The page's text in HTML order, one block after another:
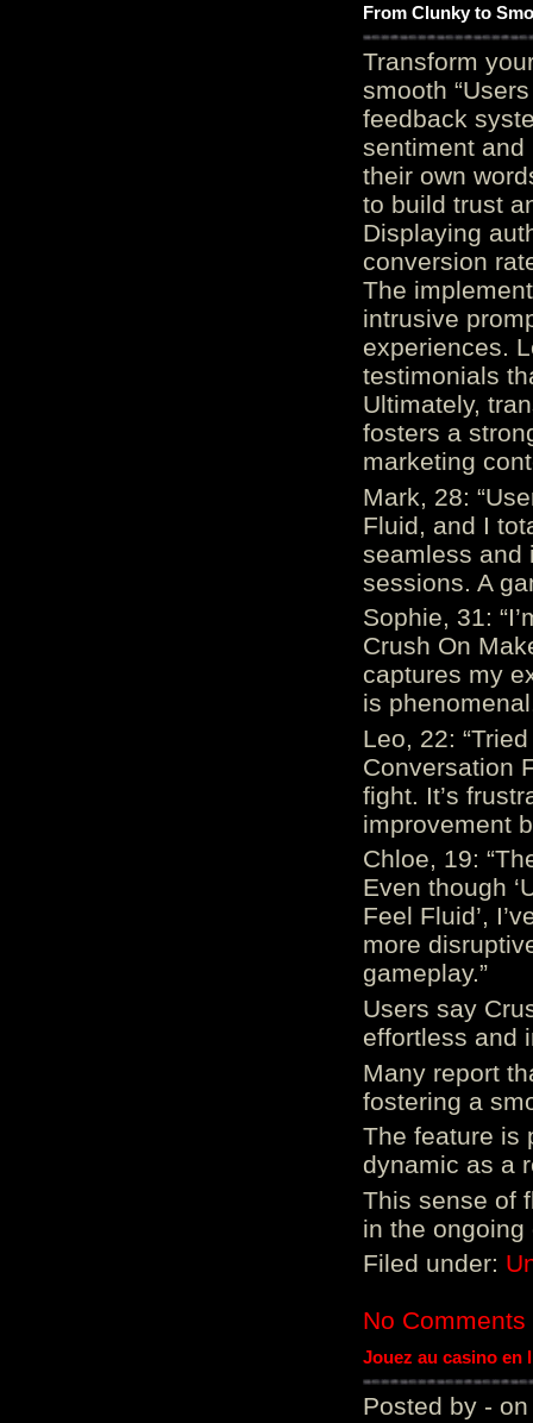
From Clunky to
Transform
smooth
feedback
sentiment and
their own
to build trust
Displaying
conversion
The
intrusive
experiences.
testimonials
Ultimately,
fosters a
marketing
Mark, 28:
Fluid, and I
seamless and
sessions. A
Sophie, 31:
Crush On
captures my
is
Leo, 22:
Conversation
fight. It’s
improvement
Chloe, 19:
Even though
Feel Fluid’,
more
gameplay.”
Users say
effortless and
Many report
fostering a
The feature is
dynamic as a
This sense of
in the ongoing
Filed under:
No Comments
Jouez au casino en
Posted by - on